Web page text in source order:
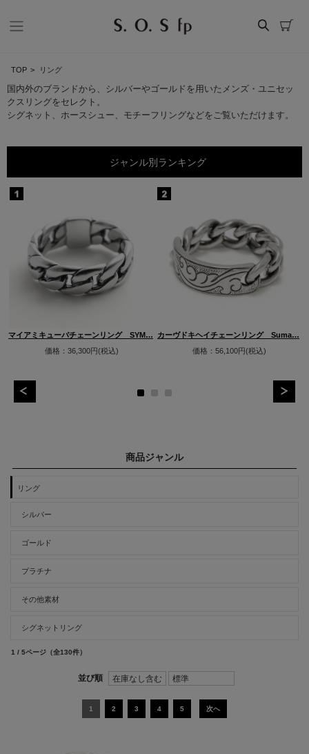
TOP > リング
国内外のブランドから、シルバーやゴールドを用いたメンズ・ユニセッ
クスリングをセレクト。
シグネット、ホースシュー、モチーフリングなどをご覧いただけます。
ジャンル別ランキング
マイアミキューバチェーンリング SYM…
価格：36,300円(税込)
カーヴドキヘイチェーンリング Suma…
価格：56,100円(税込)
商品ジャンル
リング
シルバー
ゴールド
プラチナ
その他素材
シグネットリング
1 / 5ページ （全130件）
1 2 3 4 5 次へ